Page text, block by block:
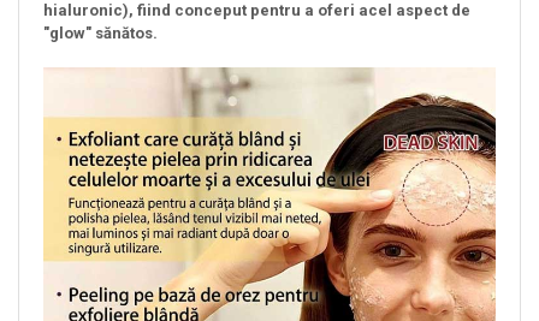
hialuronic), fiind conceput pentru a oferi acel aspect de
"glow" sănătos.